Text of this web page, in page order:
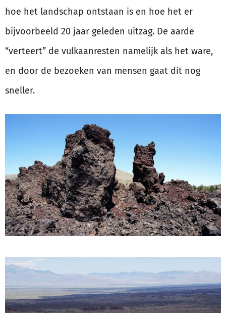
hoe het landschap ontstaan is en hoe het er
bijvoorbeeld 20 jaar geleden uitzag. De aarde
“verteert” de vulkaanresten namelijk als het ware,
en door de bezoeken van mensen gaat dit nog
sneller.